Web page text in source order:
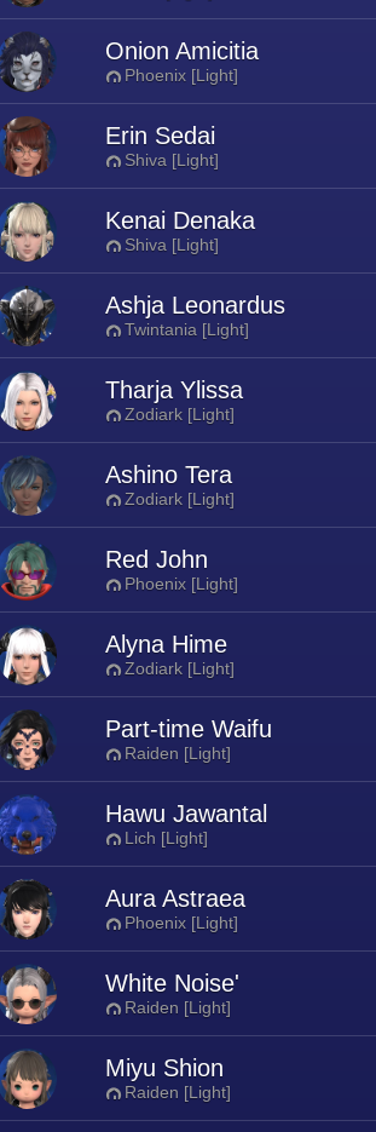
Onion Amicitia
Phoenix [Light]
Erin Sedai
Shiva [Light]
Kenai Denaka
Shiva [Light]
Ashja Leonardus
Twintania [Light]
Tharja Ylissa
Zodiark [Light]
Ashino Tera
Zodiark [Light]
Red John
Phoenix [Light]
Alyna Hime
Zodiark [Light]
Part-time Waifu
Raiden [Light]
Hawu Jawantal
Lich [Light]
Aura Astraea
Phoenix [Light]
White Noise'
Raiden [Light]
Miyu Shion
Raiden [Light]